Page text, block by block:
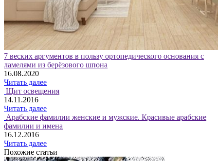
7 веских аргументов в пользу ортопедического основания с
ламелями из берёзового шпона
16.08.2020
Читать далее
Щит освещения
14.11.2016
Читать далее
Арабские фамилии женские и мужские. Красивые арабские
фамилии и имена
16.12.2016
Читать далее
Похожие статьи